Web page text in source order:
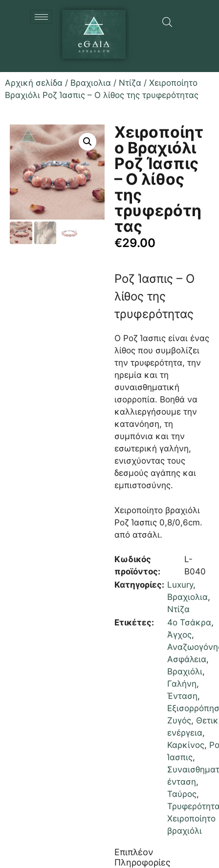
Αρχική σελίδα / Βραχιολια / Ντίζα / Χειροποίητο
Βραχιόλι Ροζ Ίασπις – Ο λίθος της τρυφερότητας
Χειροποίητ
ο Βραχιόλι
Ροζ Ίασπις
– Ο λίθος
της
τρυφερότη
τας
€29.00
Ροζ Ίασπις – Ο
λίθος της
τρυφερότητας
Ο Ροζ Ίασπις είναι ένας
λίθος που συμβολίζει
την τρυφερότητα, την
ηρεμία και τη
συναισθηματική
ισορροπία. Βοηθά να
καλλιεργήσουμε την
κατανόηση, τη
συμπόνια και την
εσωτερική γαλήνη,
ενισχύοντας τους
δεσμούς αγάπης και
εμπιστοσύνης.
Χειροποίητο βραχιόλι
Ροζ Ίασπις 0,8/0,6cm.
από ατσάλι.
Κωδικός
προϊόντος:
L-
B040
Κατηγορίες: Luxury,
Βραχιολια,
Ντίζα
Ετικέτες:
4ο Τσάκρα,
Άγχος,
Ασφάλεια,
Βραχιόλι,
Γαλήνη,
Ένταση,
Ζυγός,
ενέργεια,
Καρκίνος,
Ίασπις,
ένταση,
Ταύρος,
Χειροποίητο
βραχιόλι
Επιπλέον
Πληροφορίες